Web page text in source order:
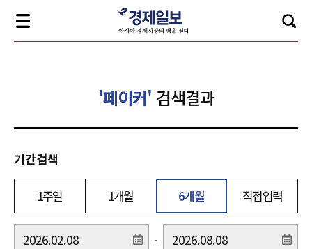
'페이커' 검색결과
기간검색
1주일 1개월 6개월 직접입력
-